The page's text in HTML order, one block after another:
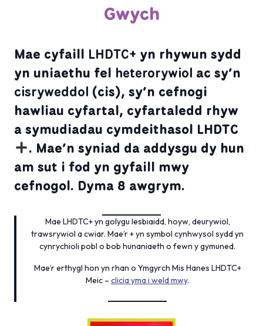
Gwych
Mae cyfaill LHDTC+ yn rhywun sydd
yn uniaethu fel heterorywiol ac sy’n
cisryweddol (cis), sy’n cefnogi
hawliau cyfartal, cyfartaledd rhyw
a symudiadau cymdeithasol LHDTC
. Mae’n syniad da addysgu dy hun
am sut i fod yn gyfaill mwy
cefnogol. Dyma 8 awgrym.
Mae LHDTC+ yn golygu lesbiaidd, hoyw, deurywiol,
trawsrywiol a cwiar. Mae’r + yn symbol cynhwysol sydd yn
cynrychioli pobl o bob hunaniaeth o fewn y gymuned.
Mae’r erthygl hon yn rhan o Ymgyrch Mis Hanes LHDTC+
Meic – clicia yma i weld mwy.